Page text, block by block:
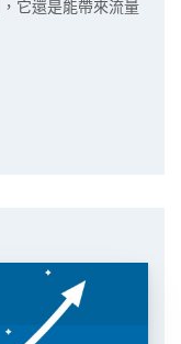
它還是能帶來流量